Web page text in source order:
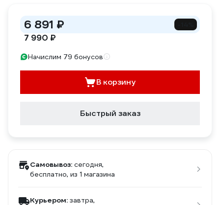
6 891 ₽
7 990 ₽
Начислим 79 бонусов
В корзину
Быстрый заказ
Самовывоз: сегодня,
бесплатно, из 1 магазина
Курьером: завтра,